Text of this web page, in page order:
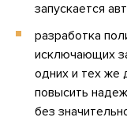
запускается
разработка
исключающих
одних и тех же
повысить
без